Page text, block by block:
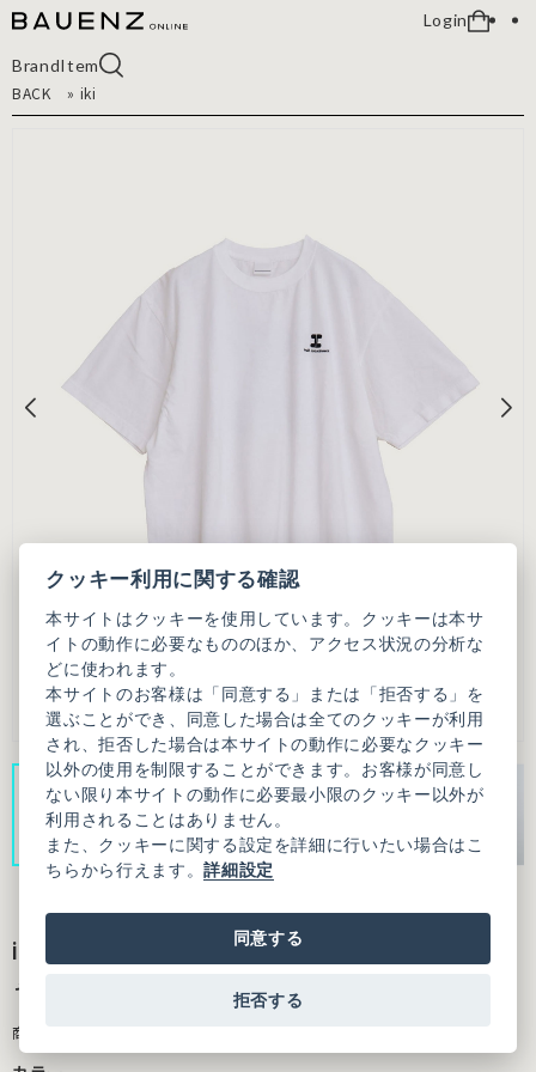
Login
BrandItem
BACK
» iki
iki × ikki kobayashi アイコン刺繍 BIG Tシ
ャツ
商品番号：3101CT006261F01
クッキー利用に関する確認
本サイトはクッキーを使用しています。クッキーは本サ
イトの動作に必要なもののほか、アクセス状況の分析な
どに使われます。
本サイトのお客様は「同意する」または「拒否する」を
選ぶことができ、同意した場合は全てのクッキーが利用
され、拒否した場合は本サイトの動作に必要なクッキー
以外の使用を制限することができます。お客様が同意し
ない限り本サイトの動作に必要最小限のクッキー以外が
利用されることはありません。
また、クッキーに関する設定を詳細に行いたい場合はこ
ちらから行えます。詳細設定
同意する
拒否する